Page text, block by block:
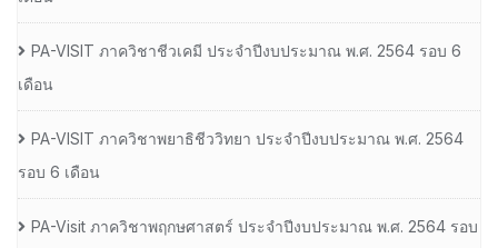
PA-VISIT ภาควิชาชีวเคมี ประจำปีงบประมาณ พ.ศ. 2564 รอบ 6
เดือน
PA-VISIT ภาควิชาพยาธิชีววิทยา ประจำปีงบประมาณ พ.ศ. 2564
รอบ 6 เดือน
PA-Visit ภาควิชาพฤกษศาสตร์ ประจำปีงบประมาณ พ.ศ. 2564 รอบ